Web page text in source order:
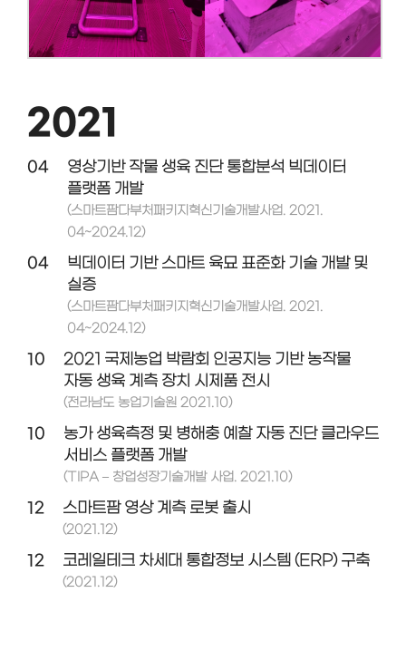
2021
04
영상기반 작물 생육 진단 통합분석 빅데이터
플랫폼 개발
(스마트팜다부처패키지혁신기술개발사업. 2021.
04~2024.12)
04
빅데이터 기반 스마트 육묘 표준화 기술 개발 및
실증
(스마트팜다부처패키지혁신기술개발사업. 2021.
04~2024.12)
10
2021 국제농업 박람회 인공지능 기반 농작물
자동 생육 계측 장치 시제품 전시
(전라남도 농업기술원 2021.10)
10
농가 생육측정 및 병해충 예찰 자동 진단 클라우드
서비스 플랫폼 개발
(TIPA – 창업성장기술개발 사업. 2021.10)
12 스마트팜 영상 계측 로봇 출시
(2021.12)
12 코레일테크 차세대 통합정보 시스템 (ERP) 구축
(2021.12)